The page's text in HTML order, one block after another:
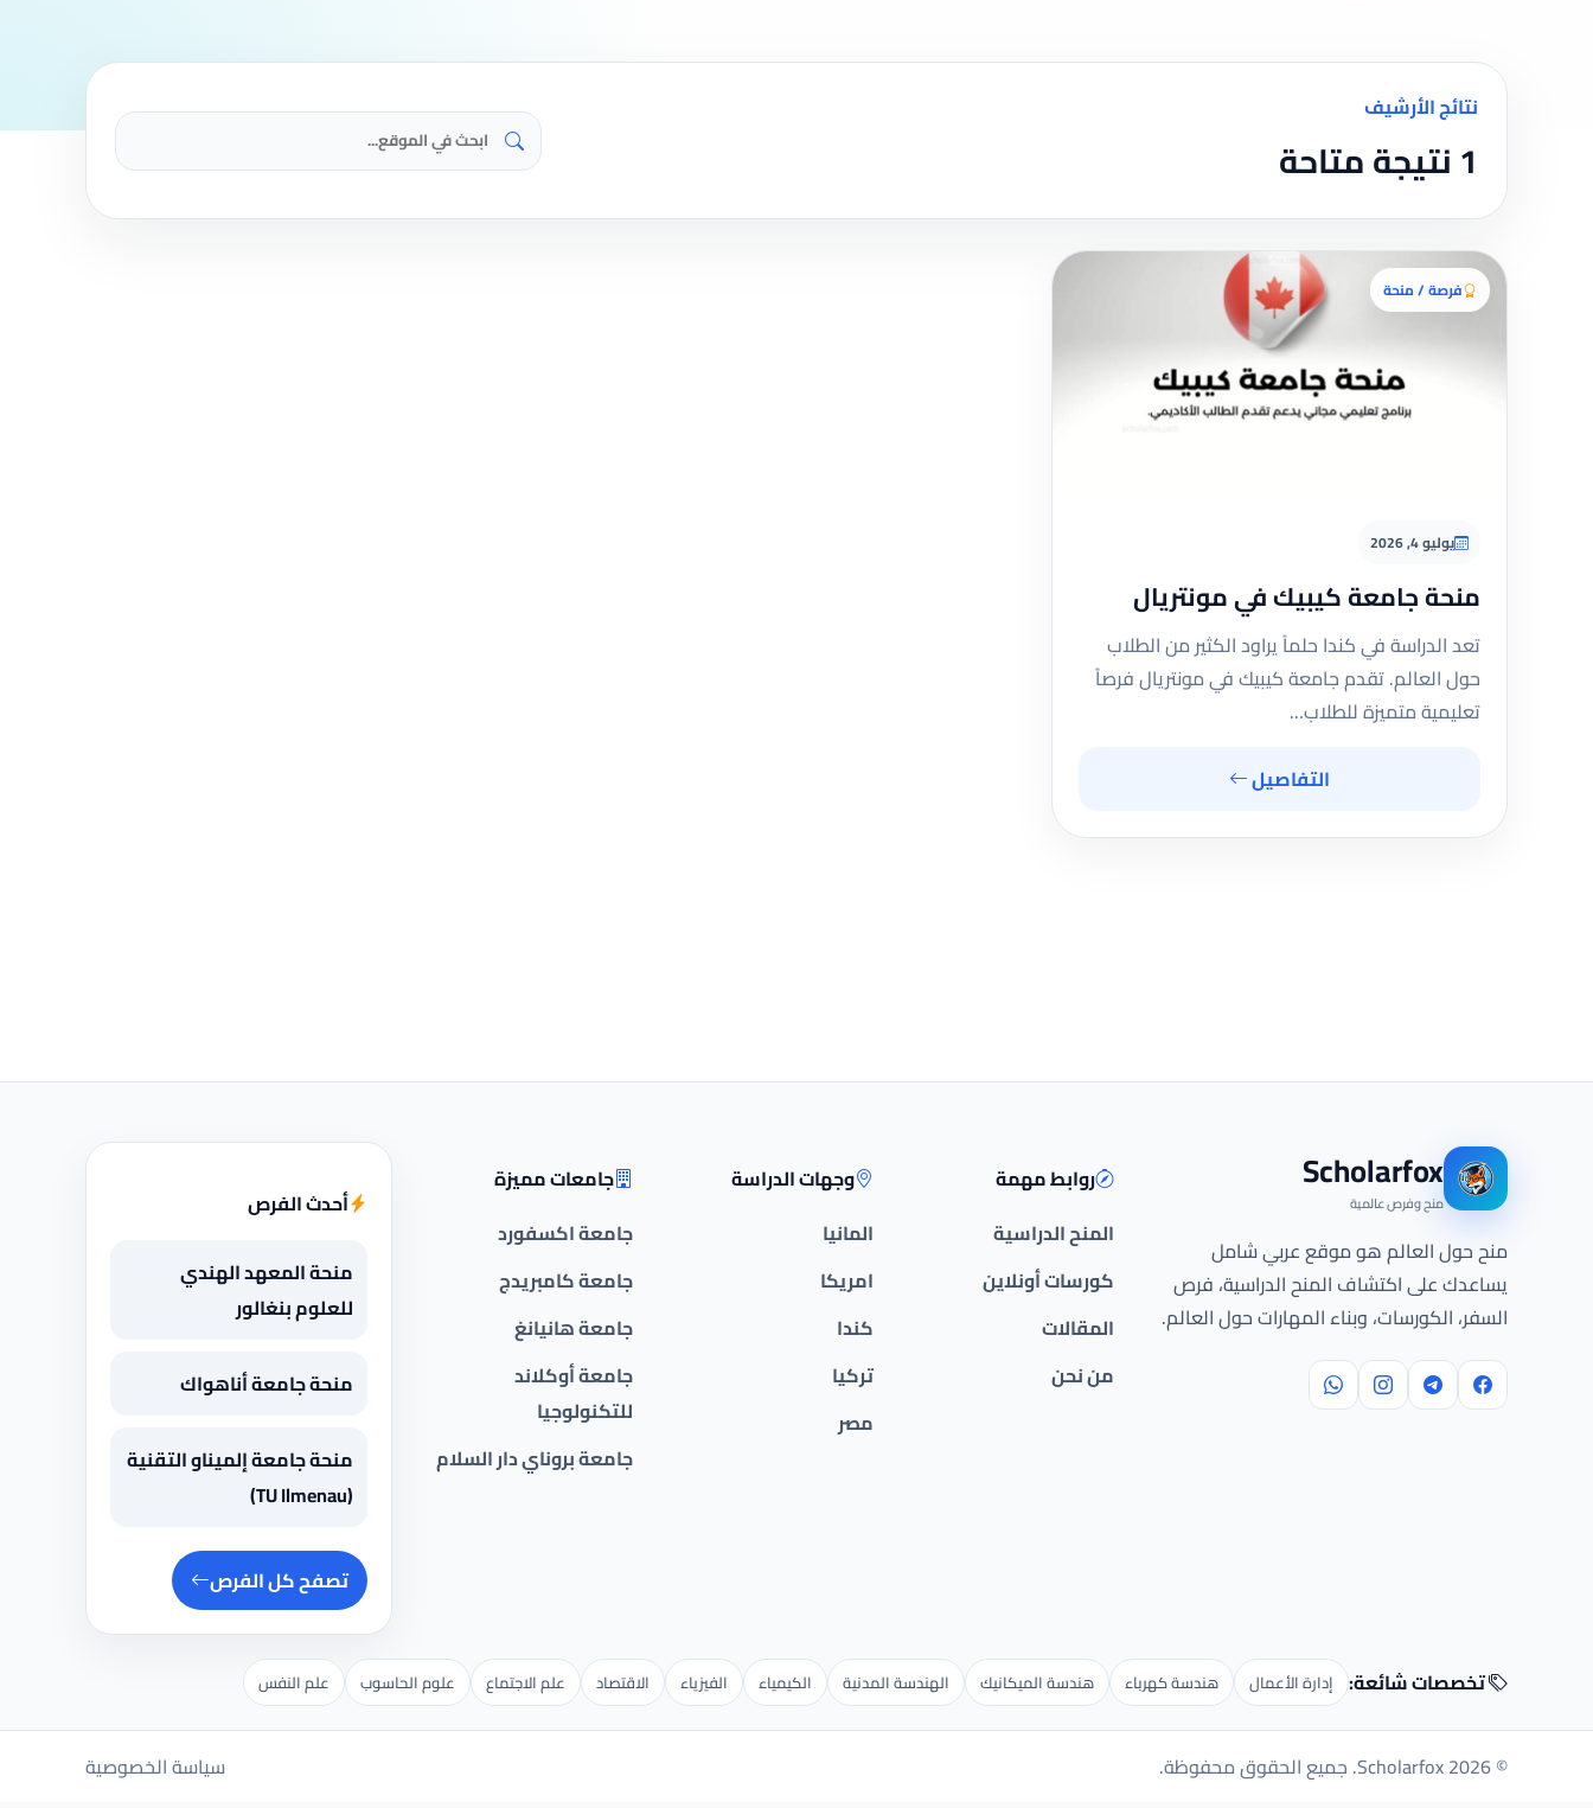
نتائج الأرشيف
1 نتيجة متاحة
فرصة / منحة
يوليو 4, 2026
منحة جامعة كيبيك في مونتريال
تعد الدراسة في كندا حلماً يراود الكثير من الطلاب
حول العالم. تقدم جامعة كيبيك في مونتريال فرصاً
تعليمية متميزة للطلاب…
التفاصيل
Scholarfox
منح وفرص عالمية
منح حول العالم هو موقع عربي شامل
يساعدك على اكتشاف المنح الدراسية، فرص
السفر، الكورسات، وبناء المهارات حول العالم.
روابط مهمة
المنح الدراسية
كورسات أونلاين
المقالات
من نحن
وجهات الدراسة
المانيا
امريكا
كندا
تركيا
مصر
جامعات مميزة
جامعة اكسفورد
جامعة كامبريدج
جامعة هانيانغ
جامعة أوكلاند
للتكنولوجيا
جامعة بروناي دار السلام
أحدث الفرص
منحة المعهد الهندي
للعلوم بنغالور
منحة جامعة أناهواك
منحة جامعة إلميناو التقنية
(TU Ilmenau)
تصفح كل الفرص
تخصصات شائعة: إدارة الأعمال هندسة كهرباء هندسة الميكانيك الهندسة المدنية الكيمياء الفيزياء الاقتصاد علم الاجتماع علوم الحاسوب علم النفس
© 2026 Scholarfox. جميع الحقوق محفوظة. سياسة الخصوصية